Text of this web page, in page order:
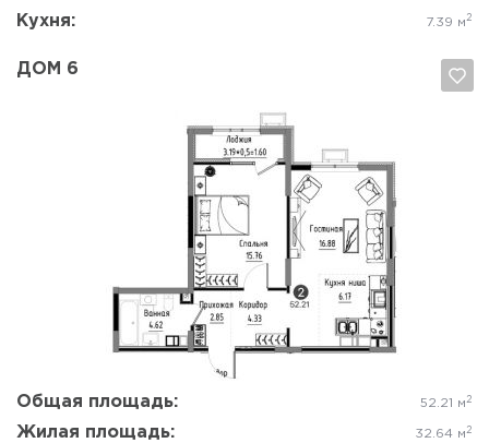
Кухня: 7.39 м 2
ДОМ 6
Общая площадь: 52.21 м 2
Жилая площадь: 32.64 м 2
Да, удалить